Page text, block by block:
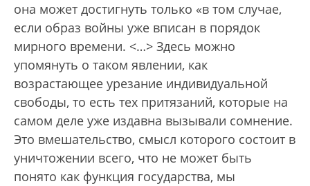
она может достигнуть только «в том случае,
если образ войны уже вписан в порядок
мирного времени. <…> Здесь можно
упомянуть о таком явлении, как
возрастающее урезание индивидуальной
свободы, то есть тех притязаний, которые на
самом деле уже издавна вызывали сомнение.
Это вмешательство, смысл которого состоит в
уничтожении всего, что не может быть
понято как функция государства, мы